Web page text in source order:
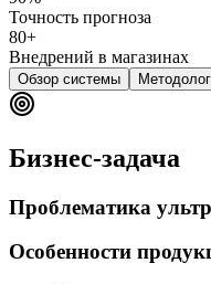
Точность прогноза
80+
Внедрений в магазинах
Обзор системы
Бизнес-задача
Проблематика
Особенности